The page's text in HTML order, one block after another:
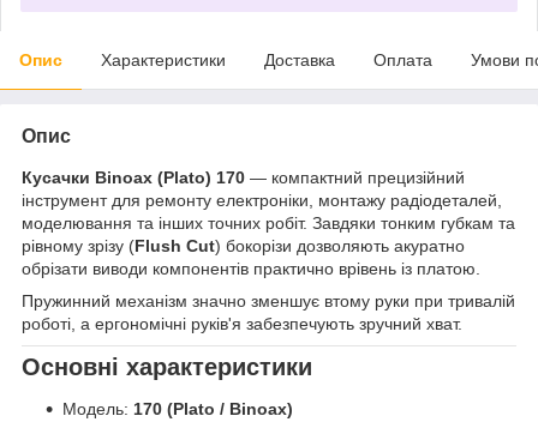
Опис Характеристики Доставка Оплата Умови
Опис
Кусачки Binoax (Plato) 170 — компактний прецизійний
інструмент для ремонту електроніки, монтажу радіодеталей,
моделювання та інших точних робіт. Завдяки тонким губкам та
рівному зрізу (Flush Cut) бокорізи дозволяють акуратно
обрізати виводи компонентів практично врівень із платою.
Пружинний механізм значно зменшує втому руки при тривалій
роботі, а ергономічні руків'я забезпечують зручний хват.
Основні характеристики
Модель: 170 (Plato / Binoax)